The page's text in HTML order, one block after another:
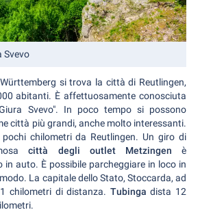
Svevo
si trova la città di Reutlingen,
abitanti. È affettuosamente conosciuta
Svevo". In poco tempo si possono
città più grandi, anche molto interessanti.
chilometri da Reutlingen. Un giro di
città degli outlet Metzingen è
in auto. È possibile parcheggiare in loco in
La capitale dello Stato, Stoccarda, ad
chilometri di distanza. Tubinga dista 12